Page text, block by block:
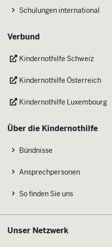
Schulungen international
Verbund
Kindernothilfe Schweiz
Kindernothilfe Österreich
Kindernothilfe Luxembourg
Über die Kindernothilfe
Bündnisse
Ansprechpersonen
So finden Sie uns
Unser Netzwerk